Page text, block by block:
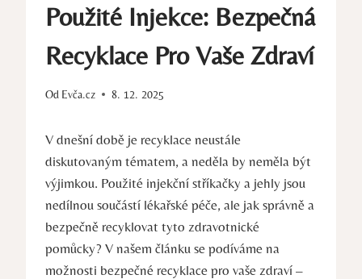
Použité Injekce: Bezpečná
Recyklace Pro Vaše Zdraví
Od Evča.cz 8. 12. 2025
V dnešní době je recyklace neustále
diskutovaným tématem, a neděla by neměla být
výjimkou. Použité injekční stříkačky a jehly jsou
nedílnou součástí lékařské péče, ale jak správně a
bezpečně recyklovat tyto zdravotnické
pomůcky? V našem článku se podíváme na
možnosti bezpečné recyklace pro vaše zdraví –